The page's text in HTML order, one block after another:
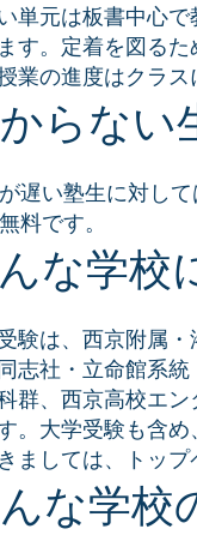
単元は板書中心
す。定着を図る
業の進度はクラ
らない
遅い塾生に対し
料です。
な学校
験は、西京附属
志社・立命館系
群、西京高校エ
。大学受験も含
ましては、トップ
な学校